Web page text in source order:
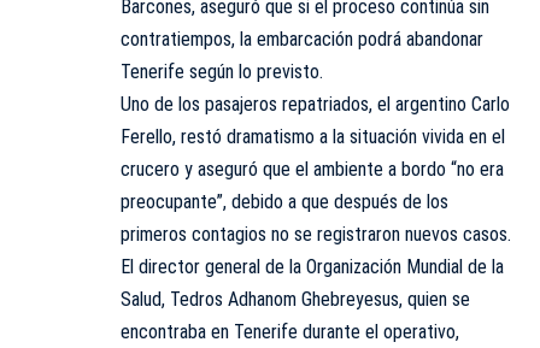
Barcones, aseguró que si el proceso continúa sin
contratiempos, la embarcación podrá abandonar
Tenerife según lo previsto.
Uno de los pasajeros repatriados, el argentino Carlo
Ferello, restó dramatismo a la situación vivida en el
crucero y aseguró que el ambiente a bordo “no era
preocupante”, debido a que después de los
primeros contagios no se registraron nuevos casos.
El director general de la Organización Mundial de la
Salud, Tedros Adhanom Ghebreyesus, quien se
encontraba en Tenerife durante el operativo,